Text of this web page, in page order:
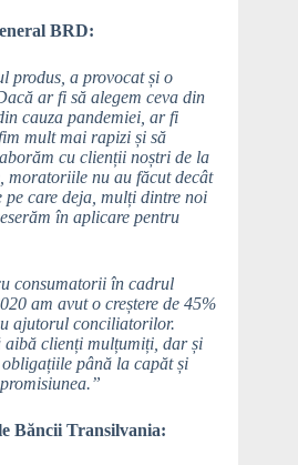
BRD:
produs, a provocat și o
ar fi să alegem ceva din
cauza pandemiei, ar fi
mult mai rapizi și să
cu clienții noștri de la
moratoriile nu au făcut decât
care deja, mulți dintre noi
în aplicare pentru
consumatorii în cadrul
am avut o creștere de 45%
ajutorul conciliatorilor.
aibă clienți mulțumiți, dar și
până la capăt și
Băncii Transilvania: